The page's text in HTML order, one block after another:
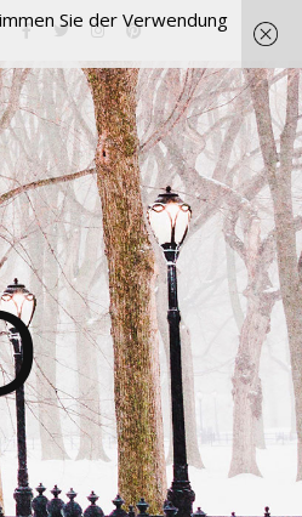
Sie der Verwendung